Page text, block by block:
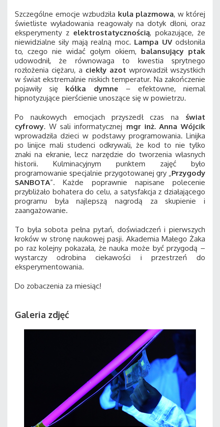
Szczególne emocje wzbudziła kula plazmowa, w której
świetliste wyładowania reagowały na dotyk dłoni, oraz
eksperymenty z elektrostatycznością, pokazujące, że
niewidzialne siły mają realną moc. Lampa UVodsłoniła
to, czego nie widać gołym okiem, balansujący ptak
udowodnił, że równowaga to kwestia sprytnego
rozłożenia ciężaru, a ciekły azot wprowadził wszystkich
w świat ekstremalnie niskich temperatur. Na zakończenie
pojawiły się kółka dymne – efektowne, niemal
hipnotyzujące pierścienie unoszące się w powietrzu.
Po naukowych emocjach przyszedł czas na świat
cyfrowy. W sali informatycznej mgr inż. Anna Wójcik
wprowadziła dzieci w podstawy programowania. Linijka
po linijce mali studenci odkrywali, że kod to nie tylko
znaki na ekranie, lecz narzędzie do tworzenia własnych
historii. Kulminacyjnym punktem zajęć było
programowanie specjalnie przygotowanej gry „Przygody
SANBOTA”. Każde poprawnie napisane polecenie
przybliżało bohatera do celu, a satysfakcja z działającego
programu była najlepszą nagrodą za skupienie i
zaangażowanie.
To była sobota pełna pytań, doświadczeń i pierwszych
kroków w stronę naukowej pasji. Akademia Małego Żaka
po raz kolejny pokazała, że nauka może być przygodą –
wystarczy odrobina ciekawości i przestrzeń do
eksperymentowania.
Do zobaczenia za miesiąc!
Galeria zdjęć